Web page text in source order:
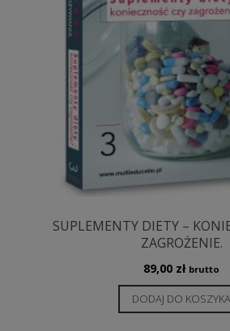
SUPLEMENTY DIETY –
ZAGROŻENIE.
89,00 zł brutto
DODAJ DO KOSZYKA